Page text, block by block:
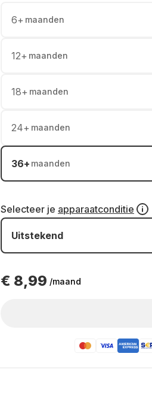
6+ maanden
12+ maanden
18+ maanden
24+ maanden
36+ maanden
Selecteer je apparaatconditie
Uitstekend
€ 8,99 /maand